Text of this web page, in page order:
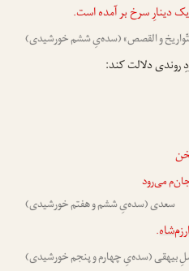
دینارِ سرخ بر آمده است.
و القصص» (سده‌یِ ششم خورشیدی)
روندی دلالت کند:
می‌رود
سعدی (سده‌یِ ششم و هفتم خورشیدی)
.
بیهقی (سده‌یِ چهارم و پنجم خورشیدی)